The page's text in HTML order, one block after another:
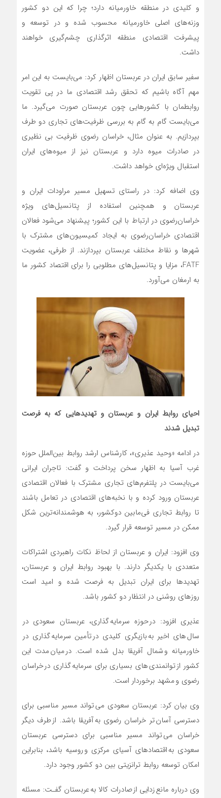
و کلیدی در منطقه خاورمیانه دارد؛ چرا که این دو کشور
وزنه‌های اصلی خاورمیانه محسوب شده و در توسعه و
پیشرفت اقتصادی منطقه اثرگذاری چشم‌گیری خواهند
داشت.
سفیر سابق ایران در عربستان اظهار کرد: می‌بایست به این امر
مهم آگاه باشیم که تحقق رشد اقتصادی ما در پی تقویت
روابطمان با کشورهایی چون عربستان صورت می‌گیرد. ما
می‌بایست گام به گام به بررسی ظرفیت‌های تجاری دو طرف
بپردازیم. به عنوان مثال، خراسان رضوی ظرفیت بی نظیری
در صادرات میوه دارد و عربستان نیز از میوه‌های ایران
استقبال ویژه‌ای خواهد داشت.
وی اضافه کرد: در راستای تسهیل مسیر مراودات ایران و
عربستان و همچنین استفاده از پتانسیل‌های ویژه
خراسان‌رضوی در ارتباط با این کشور؛ پیشنهاد می‌شود فعالان
اقتصادی خراسان‌رضوی‌ به ایجاد کمیسیون‌های مشترک با
شهرها و نقاط مختلف عربستان بپردازند. از طرفی، عضویت
FATF، مزایا و پتانسیل‌های مطلوبی را برای اقتصاد کشور ما
به ارمغان می‌آورد.
احیای روابط ایران و عربستان و تهدیدهایی که به فرصت
تبدیل شدند
در ادامه «وحید عذیری»، کارشناس ارشد روابط بین‌الملل حوزه
غرب آسیا به اظهار سخن پرداخت و‌ گفت: تاجران ایرانی
می‌بایست در پلتفرم‌های تجاری مشترک با فعالان اقتصادی
عربستان ورود کرده و با نخبه‌های اقتصادی در تعامل باشند
تا روابط تجاری فی‌مابین دو‌کشور، به هوشمندانه‌ترین ‌شکل‌
ممکن در مسیر توسعه قرار گیرد.
وی افزود: ایران و عربستان از لحاظ نکات راهبردی اشتراکات
متعددی با یکدیگر دارند. با بهبود روابط ایران و عربستان،
تهدیدها برای ایران تبدیل به فرصت شده و امید است
روزهای روشنی در انتظار دو‌ کشور باشد.
عذیری افزود: در حوزه سرمایه گذاری، عربستان سعودی در
سال های اخیر به بازیگری کلیدی در تأمین سرمایه گذاری در
خاورمیانه و شمال آفریقا بدل شده است. در میان مدت این
کشور از توانمندی های بسیاری برای سرمایه گذاری در خراسان
رضوی و مشهد برخوردار است.
وی بیان کرد: عربستان سعودی می تواند مسیر مناسبی برای
دسترسی آسان تر خراسان رضوی به آفریقا باشد. از طرف دیگر
خراسان می تواند مسیر مناسبی برای دسترسی عربستان
سعودی به اقتصادهای آسیای مرکزی و روسیه باشد، بنابراین
امکان توسعه روابط ترانزیتی بین دو کشور وجود دارد.
وی درباره مانع زدایی از صادرات کالا به عربستان گفـت: مسئله